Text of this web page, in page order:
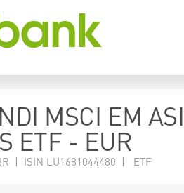
MSCI EM
ETF - EUR
| ISIN LU1681044480 | ETF